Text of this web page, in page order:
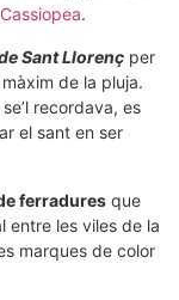
Cassiopea.
Sant Llorenç per
de la pluja.
recordava, es
el sant en ser
ferradures que
entre les viles de la
marques de color